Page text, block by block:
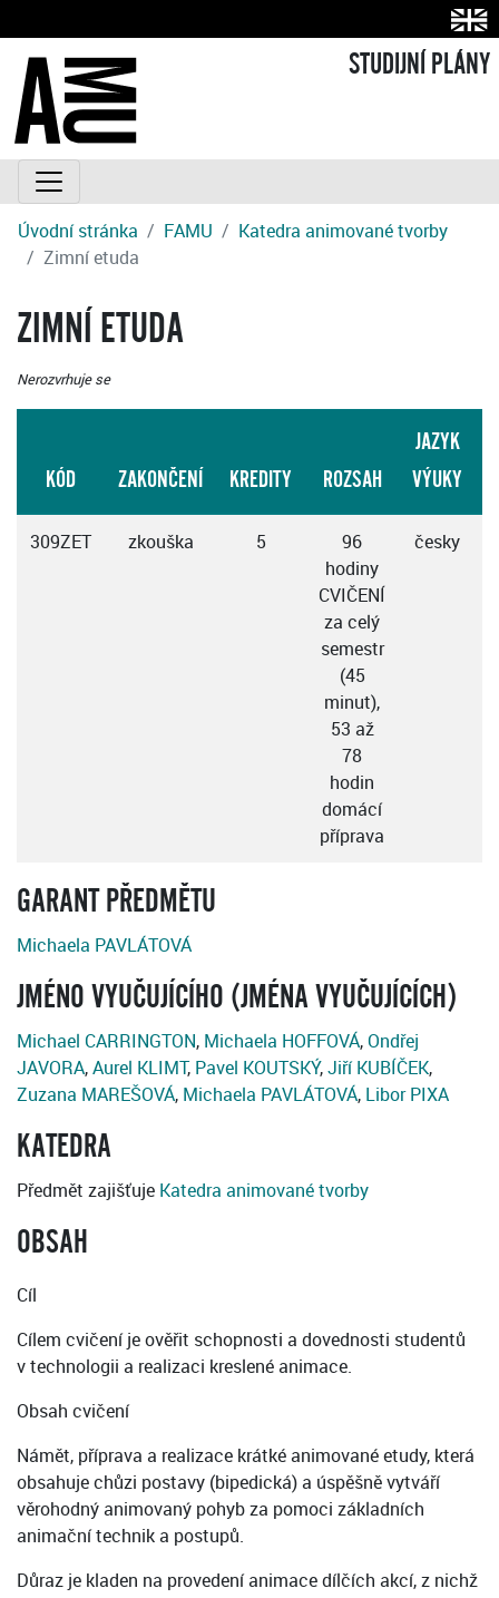
STUDIJNÍ PLÁNY
Úvodní stránka FAMU
Katedra animované tvorby
Zimní etuda
ZIMNÍ ETUDA
Nerozvrhuje se
KÓD ZAKONČENÍ KREDITY ROZSAH
JAZYK
VÝUKY
309ZET zkouška 5
96
hodiny
CVIČENÍ
za celý
semestr
(45
minut),
53 až
78
hodin
domácí
příprava
česky
GARANT PŘEDMĚTU
Michaela PAVLÁTOVÁ
JMÉNO VYUČUJÍCÍHO (JMÉNA VYUČUJÍCÍCH)
Michael CARRINGTON, Michaela HOFFOVÁ,Ondřej
JAVORA,Aurel KLIMT, Pavel KOUTSKÝ,Jiří KUBÍČEK,
Zuzana MAREŠOVÁ, Michaela PAVLÁTOVÁ, Libor PIXA
KATEDRA
Předmět zajišťuje Katedra animované tvorby
OBSAH
Cíl
Cílem cvičení je ověřit schopnosti a dovednosti studentů
v technologii a realizaci kreslené animace.
Obsah cvičení
Námět, příprava a realizace krátké animované etudy, která
obsahuje chůzi postavy (bipedická) a úspěšně vytváří
věrohodný animovaný pohyb za pomoci základních
animační technik a postupů.
Důraz je kladen na provedení animace dílčích akcí, z nichž